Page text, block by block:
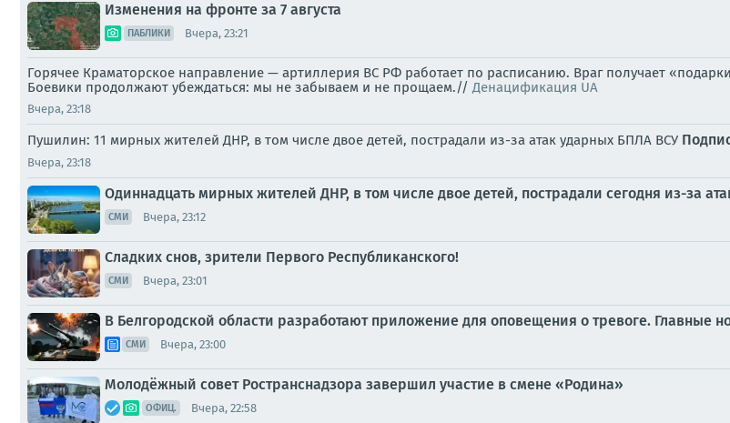
Изменения на фронте за 7 августа
ПАБЛИКИ Вчера, 23:21
Горячее Краматорское направление — артиллерия ВС РФ работает по расписанию. Враг получает
Боевики продолжают убеждаться: мы не забываем и не прощаем.// Денацификация UA
Вчера, 23:18
Пушилин: 11 мирных жителей ДНР, в том числе двое детей, пострадали из-за атак ударных БПЛА ВСУ
Вчера, 23:18
Одиннадцать мирных жителей ДНР, в том числе двое детей, пострадали сегодня из-за
СМИ Вчера, 23:12
Сладких снов, зрители Первого Республиканского!
СМИ Вчера, 23:01
В Белгородской области разработают приложение для оповещения о тревоге. Главные
СМИ Вчера, 23:00
Молодёжный совет Ространснадзора завершил участие в смене «Родина»
ОФИЦ. Вчера, 22:58